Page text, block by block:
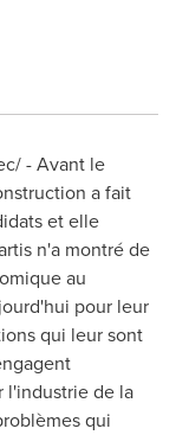
- Avant le
a fait
et elle
n'a montré de
au
pour leur
qui leur sont
l'industrie de la
qui